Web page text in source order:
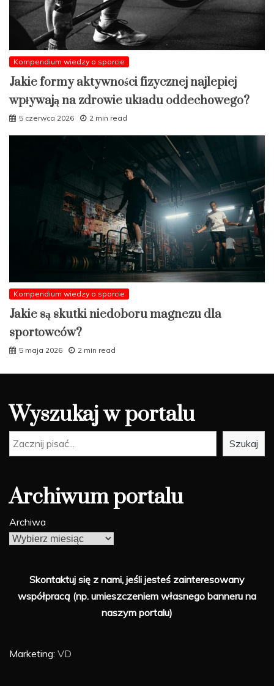
Kompendium wiedzy o sporcie
Jakie formy aktywności fizycznej najlepiej
wpływają na zdrowie układu oddechowego?
5 czerwca 2026 2 min read
Kompendium wiedzy o sporcie
Jakie są skutki niedoboru magnezu dla
sportowców?
5 maja 2026 2 min read
Wyszukaj w portalu
Szukaj Szukaj
Archiwum portalu
Archiwa
Skontaktuj się z nami, jeśli jesteś zainteresowany
współpracą (np. umieszczeniem własnego banneru na
naszym portalu)
Marketing: VD